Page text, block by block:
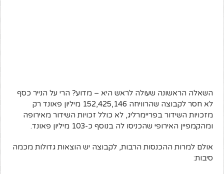
השאלה הראשונה שעולה לראש היא – מדוע? הרי על הנייר כסף
לא חסר לקבוצה שהרוויחה 152,425,146 מיליון פאונד רק
מזכויות השידור בפריימרליג, לא כולל זכויות השידור מאירופה
ומהקמפיין האירופי שהכניסו לה בנוסף כ-103 מיליון פאונד.
אולם למרות ההכנסות הרבות, לקבוצה יש הוצאות גדולות מכמה
סיבות: